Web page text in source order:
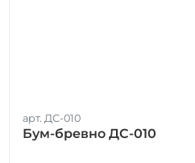
арт. ДС-010
Бум-бревно ДС-010